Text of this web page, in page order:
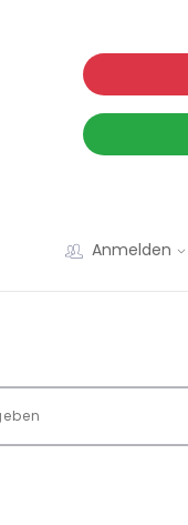
Anmelden